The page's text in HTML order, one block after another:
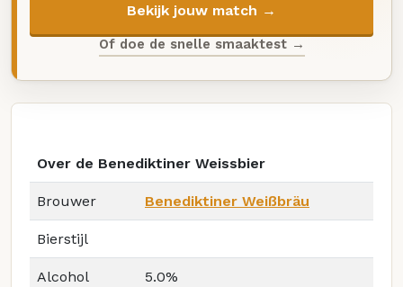
Bekijk jouw match →
Of doe de snelle smaaktest →
Over de Benediktiner Weissbier
Brouwer Benediktiner Weißbräu
Bierstijl
Alcohol 5.0%